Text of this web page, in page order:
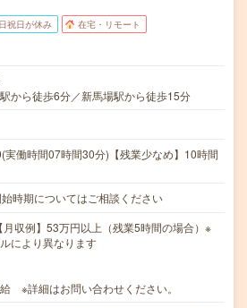
祝日が休み 在宅・リモート
から徒歩6分／新馬場駅から徒歩15分
実働時間07時間30分)【残業少なめ】10時間
時期についてはご相談ください
収例】53万円以上（残業5時間の場合）※
により異なります
※詳細はお問い合わせください。